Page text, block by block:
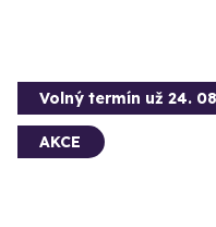
Volný termín už 24.
AKCE